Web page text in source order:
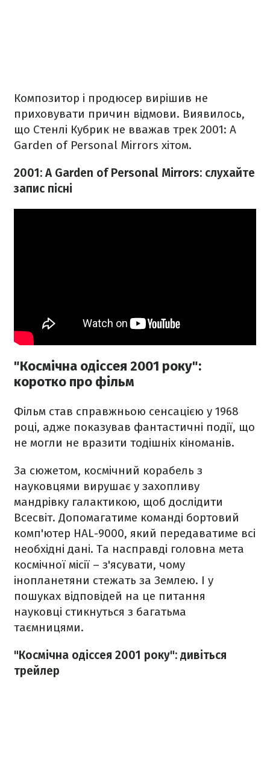
Композитор і продюсер вирішив не
приховувати причин відмови. Виявилось,
що Стенлі Кубрик не вважав трек 2001: A
Garden of Personal Mirrors хітом.
2001: A Garden of Personal Mirrors: слухайте
запис пісні
"Космічна одіссея 2001 року":
коротко про фільм
Фільм став справжньою сенсацією у 1968
році, адже показував фантастичні події, що
не могли не вразити тодішніх кіноманів.
За сюжетом, космічний корабель з
науковцями вирушає у захопливу
мандрівку галактикою, щоб дослідити
Всесвіт. Допомагатиме команді бортовий
комп'ютер HAL-9000, який передаватиме всі
необхідні дані. Та насправді головна мета
космічної місії – з'ясувати, чому
інопланетяни стежать за Землею. І у
пошуках відповідей на це питання
науковці стикнуться з багатьма
таємницями.
"Космічна одіссея 2001 року": дивіться
трейлер